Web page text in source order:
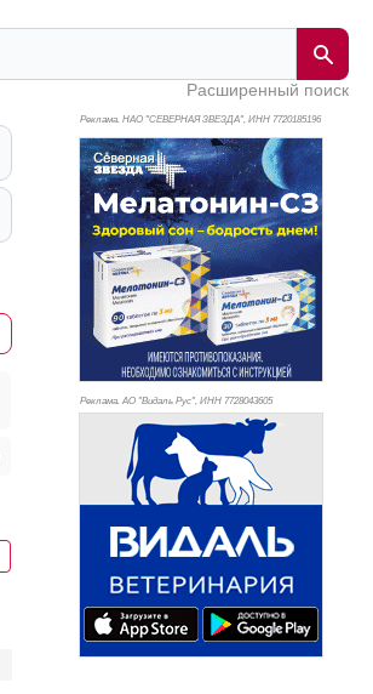
Расширенный поиск
Реклама. НАО "СЕВЕРНАЯ ЗВЕЗДА", ИНН 7720185196
Реклама. АО "Видаль Рус", ИНН 7728043605